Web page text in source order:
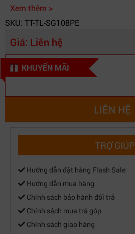
Xem thêm >
SKU: TT-TL-SG108PE
Giá: Liên hệ
KHUYẾN MÃI
LIÊN HỆ
TRỢ GIÚP
Hướng dẫn đặt hàng Flash Sale
Hướng dẫn mua hàng
Chính sách bảo hành đổi trả
Chính sách mua trả góp
Chính sách giao hàng